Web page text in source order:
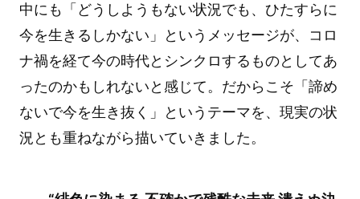
中にも「どうしようもない状況でも、ひたすらに
今を生きるしかない」というメッセージが、コロ
ナ禍を経て今の時代とシンクロするものとしてあ
ったのかもしれないと感じて。だからこそ「諦め
ないで今を生き抜く」というテーマを、現実の状
況とも重ねながら描いていきました。